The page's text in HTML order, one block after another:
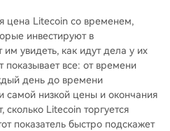
цена Litecoin со временем,
инвестируют в
увидеть, как идут дела у их
показывает все: от времени
день до времени
самой низкой цены и окончания
сколько Litecoin торгуется
показатель быстро подскажет